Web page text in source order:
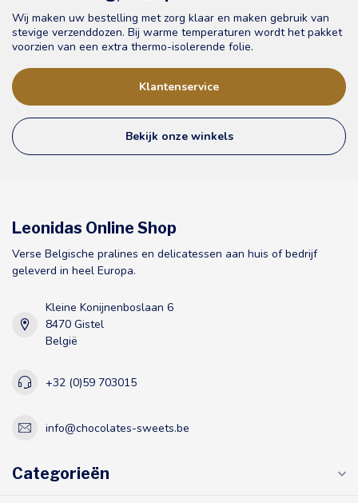
Wij maken uw bestelling met zorg klaar en maken gebruik van
stevige verzenddozen. Bij warme temperaturen wordt het pakket
voorzien van een extra thermo-isolerende folie.
Klantenservice
Bekijk onze winkels
Leonidas Online Shop
Verse Belgische pralines en delicatessen aan huis of bedrijf
geleverd in heel Europa.
Kleine Konijnenboslaan 6
8470 Gistel
België
+32 (0)59 703015
info@chocolates-sweets.be
Categorieën